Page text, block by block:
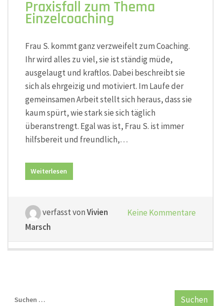
Praxisfall zum Thema
Einzelcoaching
Frau S. kommt ganz verzweifelt zum Coaching.
Ihr wird alles zu viel, sie ist ständig müde,
ausgelaugt und kraftlos. Dabei beschreibt sie
sich als ehrgeizig und motiviert. Im Laufe der
gemeinsamen Arbeit stellt sich heraus, dass sie
kaum spürt, wie stark sie sich täglich
überanstrengt. Egal was ist, Frau S. ist immer
hilfsbereit und freundlich,…
Weiterlesen
verfasst vonVivien
Marsch
Keine Kommentare